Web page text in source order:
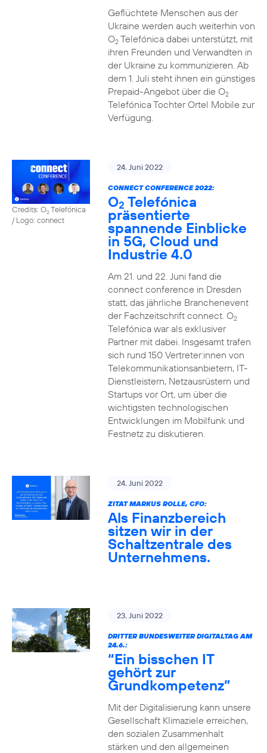
Geflüchtete Menschen aus der
Ukraine werden auch weiterhin von
O2Telefónica dabei unterstützt, mit
ihren Freunden und Verwandten in
der Ukraine zu kommunizieren. Ab
dem 1. Juli steht ihnen ein günstiges
Prepaid-Angebot über die O2
Telefónica Tochter Ortel Mobile zur
Verfügung.
Credits: O2Telefónica
/ Logo: connect
24. Juni 2022
CONNECT CONFERENCE 2022:
O2 Telefónica
präsentierte
spannende Einblicke
in 5G, Cloud und
Industrie 4.0
Am 21. und 22. Juni fand die
connect conference in Dresden
statt, das jährliche Branchenevent
der Fachzeitschrift connect. O2
Telefónica war als exklusiver
Partner mit dabei. Insgesamt trafen
sich rund 150 Vertreter:innen von
Telekommunikationsanbietern, IT-
Dienstleistern, Netzausrüstern und
Startups vor Ort, um über die
wichtigsten technologischen
Entwicklungen im Mobilfunk und
Festnetz zu diskutieren.
24. Juni 2022
ZITAT MARKUS ROLLE, CFO:
Als Finanzbereich
sitzen wir in der
Schaltzentrale des
Unternehmens.
23. Juni 2022
DRITTER BUNDESWEITER DIGITALTAG AM
24.6.:
“Ein bisschen IT
gehört zur
Grundkompetenz”
Mit der Digitalisierung kann unsere
Gesellschaft Klimaziele erreichen,
den sozialen Zusammenhalt
stärken und den allgemeinen